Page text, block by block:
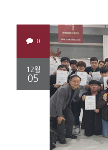
0
12월
05